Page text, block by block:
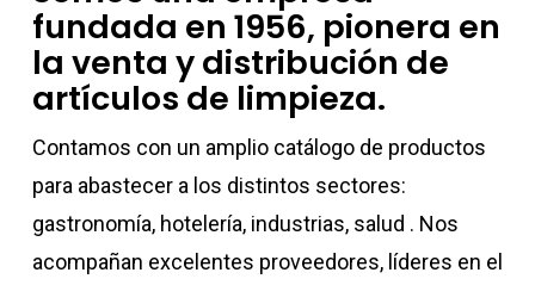
fundada en 1956, pionera en
la venta y distribución de
artículos de limpieza.
Contamos con un amplio catálogo de productos
para abastecer a los distintos sectores:
gastronomía, hotelería, industrias, salud . Nos
acompañan excelentes proveedores, líderes en el